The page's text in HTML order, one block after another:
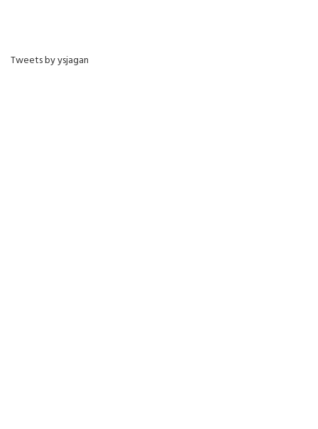
Tweets by ysjagan